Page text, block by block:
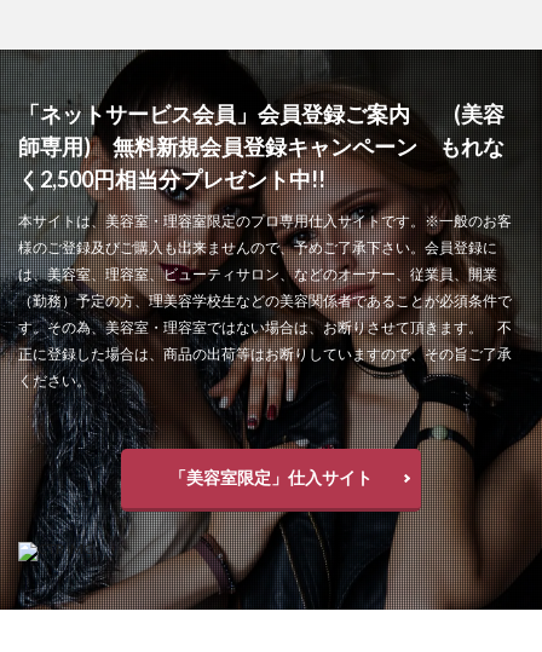
「ネットサービス会員」会員登録ご案内 (美容
師専用) 無料新規会員登録キャンペーン もれな
く2,500円相当分プレゼント中!!
本サイトは、美容室・理容室限定のプロ専用仕入サイトです。※一般のお客
様のご登録及びご購入も出来ませんので、予めご了承下さい。会員登録に
は、美容室、理容室、ビューティサロン、などのオーナー、従業員、開業
（勤務）予定の方、理美容学校生などの美容関係者であることが必須条件で
す。その為、美容室・理容室ではない場合は、お断りさせて頂きます。 不
正に登録した場合は、商品の出荷等はお断りしていますので、その旨ご了承
ください。
「美容室限定」仕入サイト